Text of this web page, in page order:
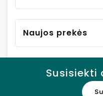
Naujos prekės
Susisiekti